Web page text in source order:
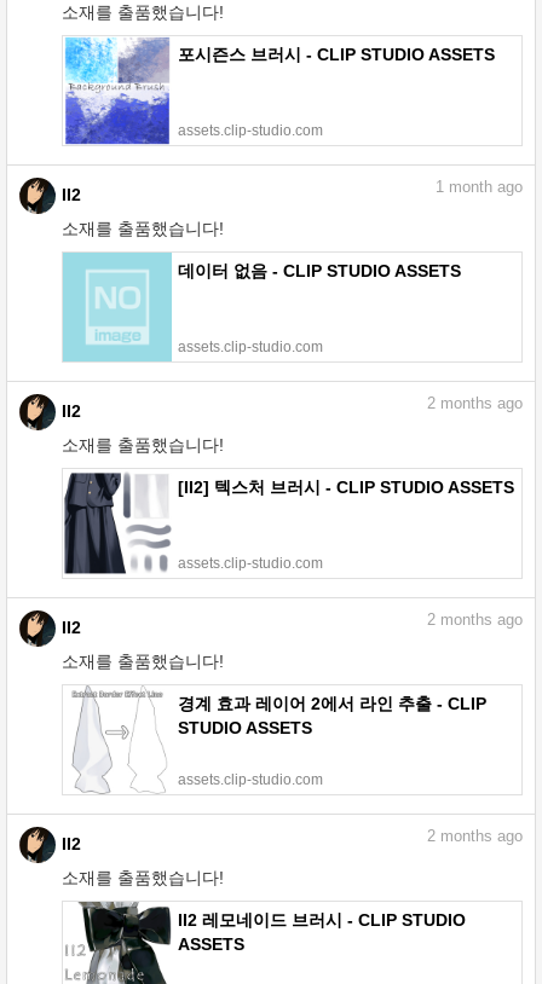
소재를 출품했습니다!
포시즌스 브러시 - CLIP STUDIO ASSETS
assets.clip-studio.com
II2
소재를 출품했습니다!
1 month ago
데이터 없음 - CLIP STUDIO ASSETS
assets.clip-studio.com
II2
소재를 출품했습니다!
2 months ago
[II2] 텍스처 브러시 - CLIP STUDIO ASSETS
assets.clip-studio.com
II2
소재를 출품했습니다!
2 months ago
경계 효과 레이어 2에서 라인 추출 - CLIP
STUDIO ASSETS
assets.clip-studio.com
II2
소재를 출품했습니다!
2 months ago
II2 레모네이드 브러시 - CLIP STUDIO
ASSETS